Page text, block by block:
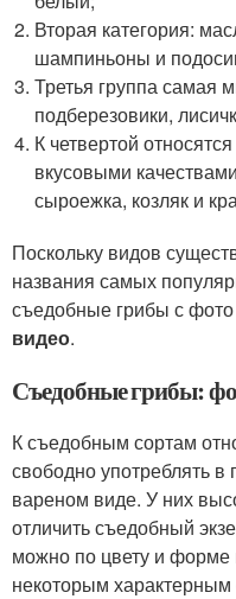
Вторая категория:
шампиньоны и
Третья группа самая
подберезовики,
К четвертой
вкусовыми
сыроежка, козляк и
Поскольку видов
названия самых
съедобные грибы с
видео.
Съедобные грибы:
К съедобным сортам
свободно употреблять
вареном виде. У них
отличить съедобный
можно по цвету и форме
некоторым